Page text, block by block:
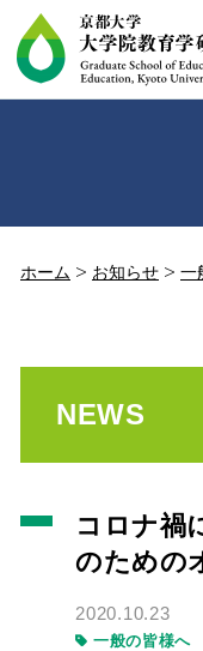
ホーム お知らせ 一
NEWS
コロナ禍
のための
2020.10.23
一般の皆様へ